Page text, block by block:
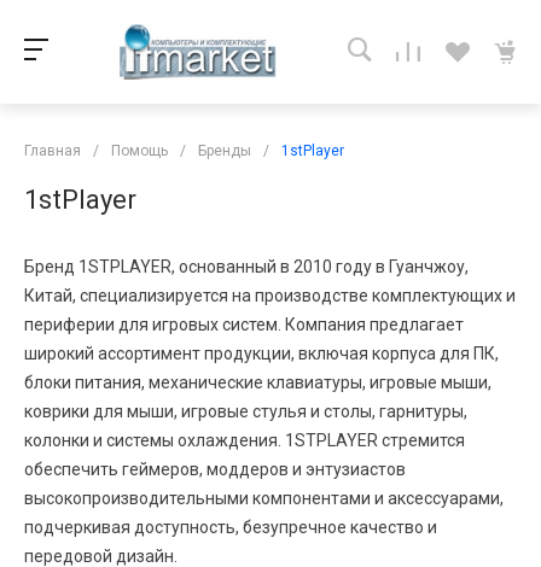
Главная / Помощь / Бренды / 1stPlayer
1stPlayer
Бренд 1STPLAYER, основанный в 2010 году в Гуанчжоу,
Китай, специализируется на производстве комплектующих и
периферии для игровых систем. Компания предлагает
широкий ассортимент продукции, включая корпуса для ПК,
блоки питания, механические клавиатуры, игровые мыши,
коврики для мыши, игровые стулья и столы, гарнитуры,
колонки и системы охлаждения. 1STPLAYER стремится
обеспечить геймеров, моддеров и энтузиастов
высокопроизводительными компонентами и аксессуарами,
подчеркивая доступность, безупречное качество и
передовой дизайн.